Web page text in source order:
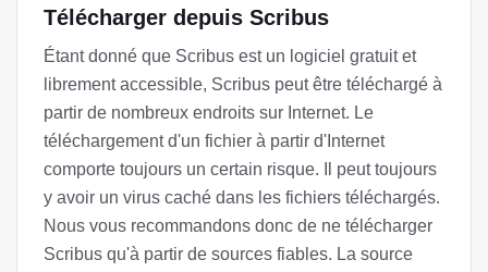
Télécharger depuis Scribus
Étant donné que Scribus est un logiciel gratuit et
librement accessible, Scribus peut être téléchargé à
partir de nombreux endroits sur Internet. Le
téléchargement d'un fichier à partir d'Internet
comporte toujours un certain risque. Il peut toujours
y avoir un virus caché dans les fichiers téléchargés.
Nous vous recommandons donc de ne télécharger
Scribus qu'à partir de sources fiables. La source